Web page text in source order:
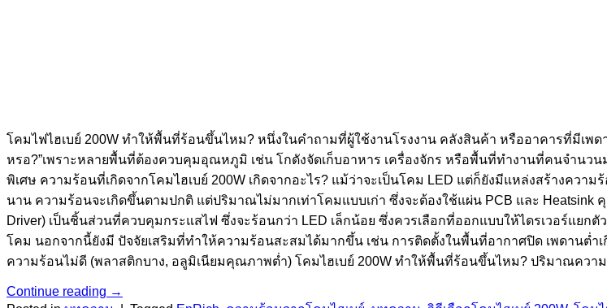
โคมไฟไฮเบย์ 200W ทำให้พื้นที่ร้อนขึ้นไหม? หนึ่งในคำถามที่ผู้ใช้งานโรงงาน คลังสินค้า หรืออาคารที่มีเพ
หรอ?”เพราะหลายพื้นที่ต้องควบคุมอุณหภูมิ เช่น โกดังจัดเก็บอาหาร เครื่องจักร หรือพื้นที่ทำงานที่คนจำนวน
พิเศษ ความร้อนที่เกิดจากโคมไฮเบย์ 200W เกิดจากอะไร? แม้ว่าจะเป็นโคม LED แต่ก็ยังมีแหล่งสร้างควา
นาน ความร้อนจะเกิดขึ้นตามปกติ แต่ปริมาณไม่มากเท่าโคมแบบเก่า ซึ่งจะต้องใช้แผ่น PCB และ Heatsink
Driver) เป็นชิ้นส่วนที่ควบคุมกระแสไฟ ซึ่งจะร้อนกว่า LED เล็กน้อย ซึ่งควรเลือกที่ออกแบบให้ไดรเวอร์แยก
โคม นอกจากนี้ยังมี ปัจจัยเสริมที่ทำให้ความร้อนสะสมได้มากขึ้น เช่น การติดตั้งในพื้นที่อากาศปิด เพดานต่ำ
ความร้อนไม่ดี (พลาสติกบาง, อลูมิเนียมคุณภาพต่ำ) โคมไฮเบย์ 200W ทำให้พื้นที่ร้อนขึ้นไหม? ปริมาณควา
Continue reading →